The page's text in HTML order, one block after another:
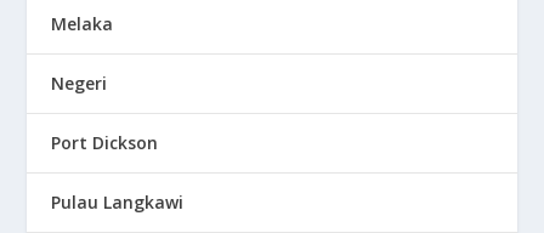
Melaka
Negeri
Port Dickson
Pulau Langkawi